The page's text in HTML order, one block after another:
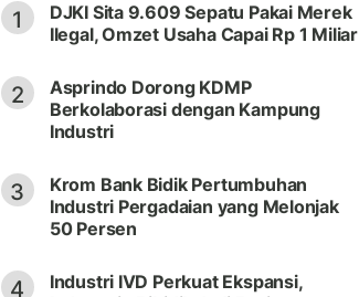
1
DJKI Sita 9.609 Sepatu Pakai Merek
Ilegal, Omzet Usaha Capai Rp 1 Miliar
2
Asprindo Dorong KDMP
Berkolaborasi dengan Kampung
Industri
3
Krom Bank Bidik Pertumbuhan
Industri Pergadaian yang Melonjak
50 Persen
4
Industri IVD Perkuat Ekspansi,